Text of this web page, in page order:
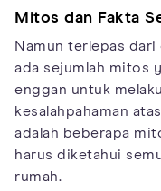
Mitos dan Fakta
Namun terlepas
ada sejumlah mitos
enggan untuk
kesalahpahaman
adalah beberapa
harus diketahui
rumah.